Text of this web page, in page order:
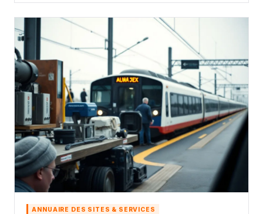
ANNUAIRE DES SITES & SERVICES